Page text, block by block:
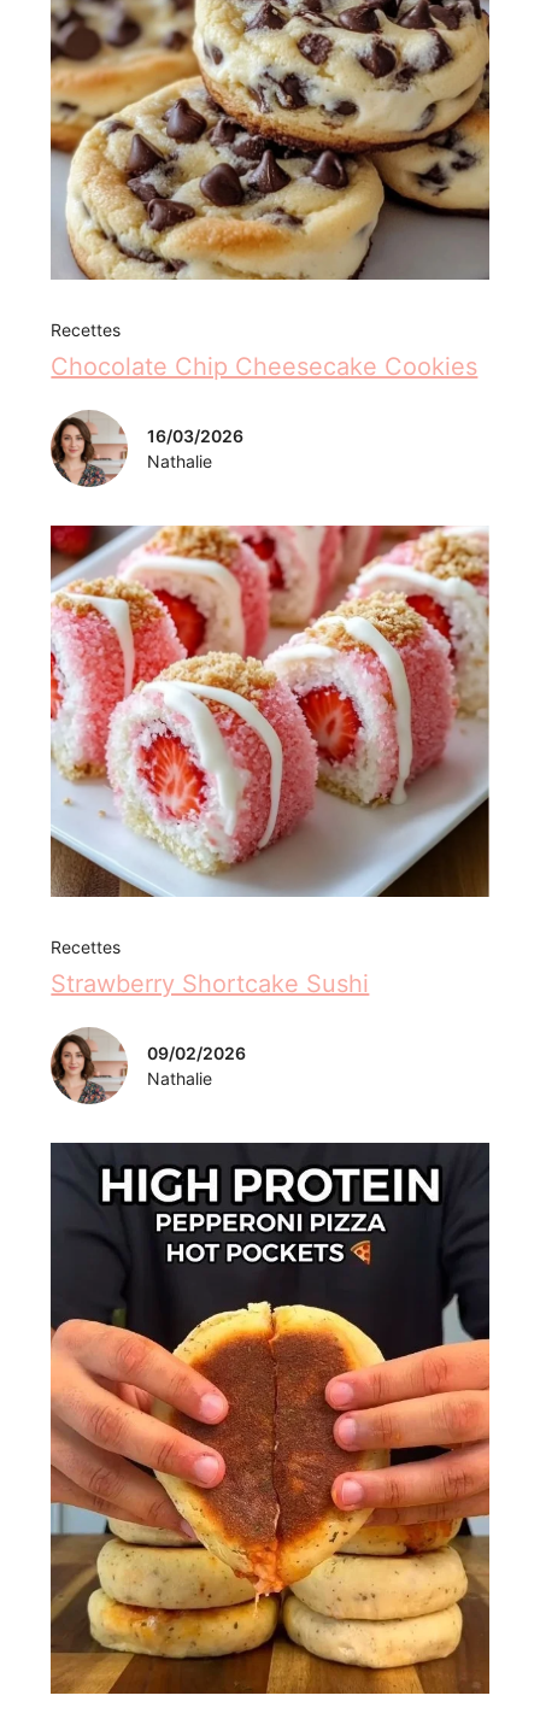
Recettes
Chocolate Chip Cheesecake Cookies
16/03/2026
Nathalie
Recettes
Strawberry Shortcake Sushi
09/02/2026
Nathalie